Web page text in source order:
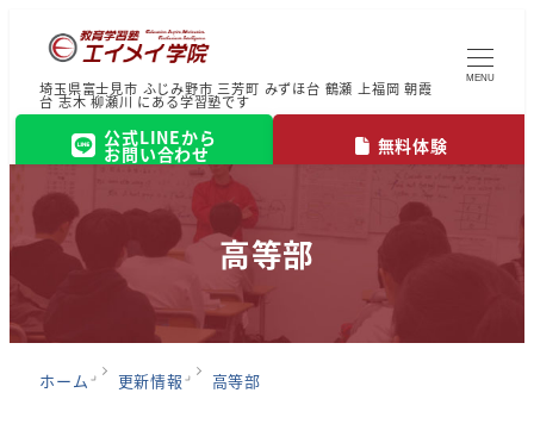
埼玉県富士見市 ふじみ野市 三芳町 みずほ台 鶴瀬 上福岡 朝霞
台 志木 柳瀬川 にある学習塾です
公式LINEから
お問い合わせ 無料体験
MENU
高等部
ホーム 更新情報 高等部